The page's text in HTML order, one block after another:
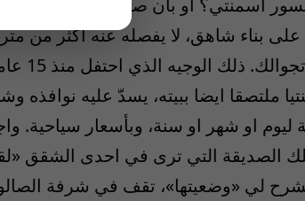
بناء شاهق، لا يفصله عنه اكثر من
ملتصقا ايضا ببيته، يسدّ عليه
او شهر او سنة، وبأسعار سياحية.
الصديقة التي ترى في احدى الشقق
لي «وضعيتها»، تقف في شرفة